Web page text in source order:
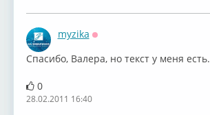
myzika
Спасибо, Валера, но текст у меня есть.
0
28.02.2011 16:40